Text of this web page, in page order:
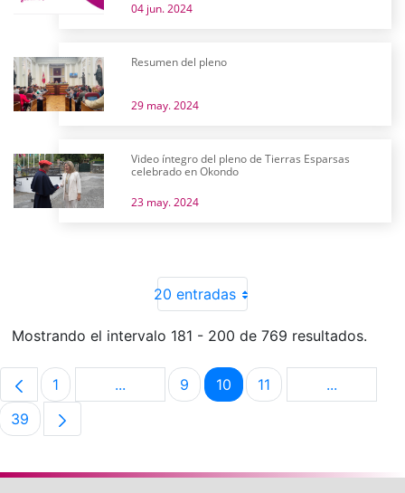
04 jun. 2024
Resumen del pleno
29 may. 2024
Video íntegro del pleno de Tierras Esparsas
celebrado en Okondo
23 may. 2024
20 entradas
Mostrando el intervalo 181 - 200 de 769 resultados.
Página
1 ...Páginas intermedias Use TAB para
Página
9 Página
10 Página
11 ...Páginas
Página
39